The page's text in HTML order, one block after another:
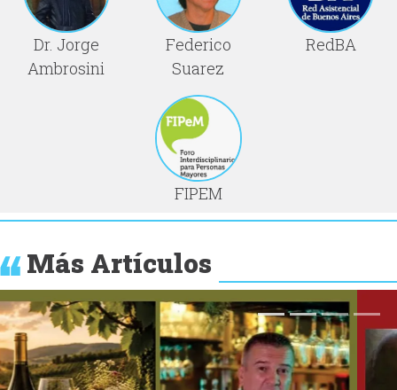
Dr. Jorge
Ambrosini
Federico
Suarez
RedBA
FIPEM
Más Artículos